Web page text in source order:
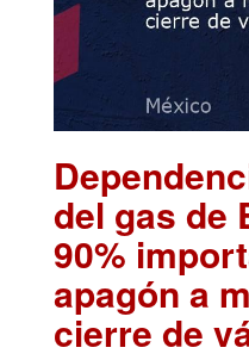
del gas de
90%
apagón a
cierre de